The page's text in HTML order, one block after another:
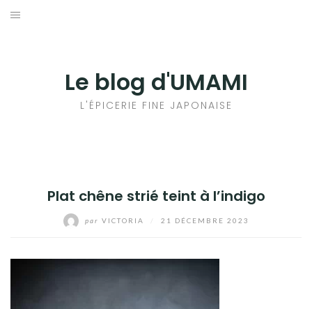
Aller
Le blog d'UMAMI
L'ÉPICERIE FINE JAPONAISE
Plat chêne strié teint à l’indigo
par VICTORIA 21 DÉCEMBRE 2023